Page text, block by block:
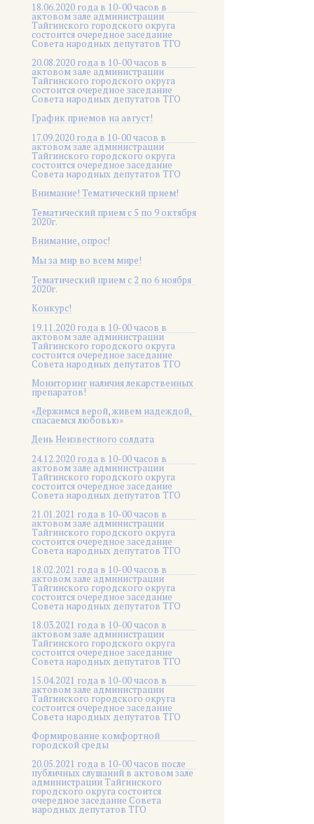
18.06.2020 года в 10-00 часов в
актовом зале администрации
Тайгинского городского округа
состоится очередное заседание
Совета народных депутатов ТГО
20.08.2020 года в 10-00 часов в
актовом зале администрации
Тайгинского городского округа
состоится очередное заседание
Совета народных депутатов ТГО
График приемов на август!
17.09.2020 года в 10-00 часов в
актовом зале администрации
Тайгинского городского округа
состоится очередное заседание
Совета народных депутатов ТГО
Внимание! Тематический прием!
Тематический прием с 5 по 9 октября
2020г.
Внимание, опрос!
Мы за мир во всем мире!
Тематический прием с 2 по 6 ноября
2020г.
Конкурс!
19.11.2020 года в 10-00 часов в
актовом зале администрации
Тайгинского городского округа
состоится очередное заседание
Совета народных депутатов ТГО
Мониторинг наличия лекарственных
препаратов!
«Держимся верой, живем надеждой,
спасаемся любовью»
День Неизвестного солдата
24.12.2020 года в 10-00 часов в
актовом зале администрации
Тайгинского городского округа
состоится очередное заседание
Совета народных депутатов ТГО
21.01.2021 года в 10-00 часов в
актовом зале администрации
Тайгинского городского округа
состоится очередное заседание
Совета народных депутатов ТГО
18.02.2021 года в 10-00 часов в
актовом зале администрации
Тайгинского городского округа
состоится очередное заседание
Совета народных депутатов ТГО
18.03.2021 года в 10-00 часов в
актовом зале администрации
Тайгинского городского округа
состоится очередное заседание
Совета народных депутатов ТГО
15.04.2021 года в 10-00 часов в
актовом зале администрации
Тайгинского городского округа
состоится очередное заседание
Совета народных депутатов ТГО
Формирование комфортной
городской среды
20.05.2021 года в 10-00 часов после
публичных слушаний в актовом зале
администрации Тайгинского
городского округа состоится
очередное заседание Совета
народных депутатов ТГО